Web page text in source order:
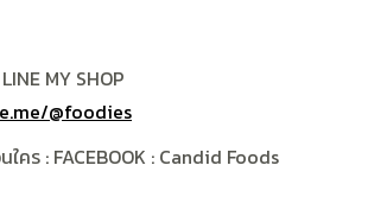
LINE MY SHOP
@foodies
ใคร : FACEBOOK : Candid Foods